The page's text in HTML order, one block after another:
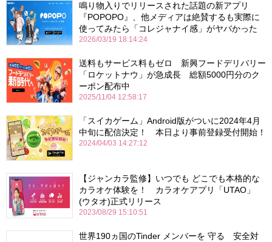
鳴り物入りでリリースされた話題の新アプリ
『POPOPO』、他メディアは絶賛するも実際に
使ってみたら「コレジャナイ感」がヤバかった
2026/03/19 18:14:24
送料もサービス料もゼロ 新興フードデリバリー
「ロケットナウ」が急成長 総額5000円分のク
ーポン配布中
2025/11/04 12:58:17
「スイカゲーム」Android版がついに2024年4月
中旬に配信決定！ 本日より事前登録受付開始！
2024/04/03 14:27:12
【ジャンカラ監修】いつでも どこでも本格的な
カラオケ体験を！ カラオケアプリ「UTAO」
(ウタオ)正式リリース
2023/08/29 15:10:51
世界190ヵ国のTinder メンバーを 守る 安全対